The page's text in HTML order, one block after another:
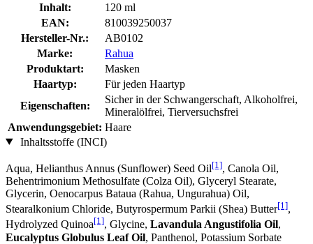
Inhalt:
120 ml
EAN:
810039250037
Hersteller-Nr.:
AB0102
Marke:
Rahua
Produktart:
Masken
Haartyp:
Für jeden Haartyp
Eigenschaften:
Sicher in der Schwangerschaft, Alkoholfrei,
Mineralölfrei, Tierversuchsfrei
Anwendungsgebiet: Haare
Inhaltsstoffe (INCI)
Aqua, Helianthus Annus (Sunflower) Seed Oil[1], Canola Oil,
Behentrimonium Methosulfate (Colza Oil), Glyceryl Stearate,
Glycerin, Oenocarpus Bataua (Rahua, Ungurahua) Oil,
Stearalkonium Chloride, Butyrospermum Parkii (Shea) Butter[1],
Hydrolyzed Quinoa[1], Glycine, Lavandula Angustifolia Oil,
Eucalyptus Globulus Leaf Oil, Panthenol, Potassium Sorbate